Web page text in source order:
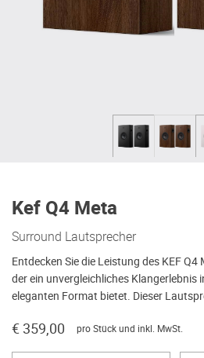
Kef Q4 Meta
Surround Lautsprecher
Entdecken Sie die Leistung des KEF
der ein unvergleichliches Klangerlebnis
eleganten Format bietet. Dieser
€ 359,00 pro Stück und inkl. MwSt.